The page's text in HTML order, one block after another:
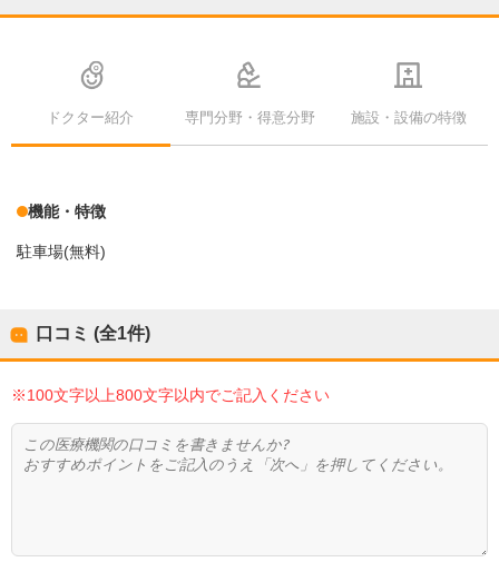
ドクター紹介 専門分野・得意分野 施設・設備の特徴
機能・特徴
駐車場(無料)
口コミ (全1件)
※100文字以上800文字以内でご記入ください